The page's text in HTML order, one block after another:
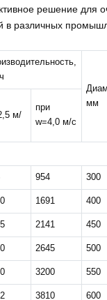
решение для
в различных
мм
м/
при
w=4,0 м/с
954 300
1691 400
2141 450
2645 500
3200 550
3810 600